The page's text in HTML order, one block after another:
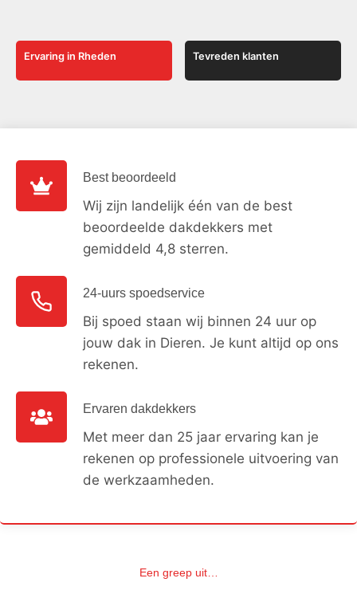
Ervaring in Rheden Tevreden klanten
Best beoordeeld
Wij zijn landelijk één van de best
beoordeelde dakdekkers met
gemiddeld 4,8 sterren.
24-uurs spoedservice
Bij spoed staan wij binnen 24 uur op
jouw dak in Dieren. Je kunt altijd op ons
rekenen.
Ervaren dakdekkers
Met meer dan 25 jaar ervaring kan je
rekenen op professionele uitvoering van
de werkzaamheden.
Een greep uit…